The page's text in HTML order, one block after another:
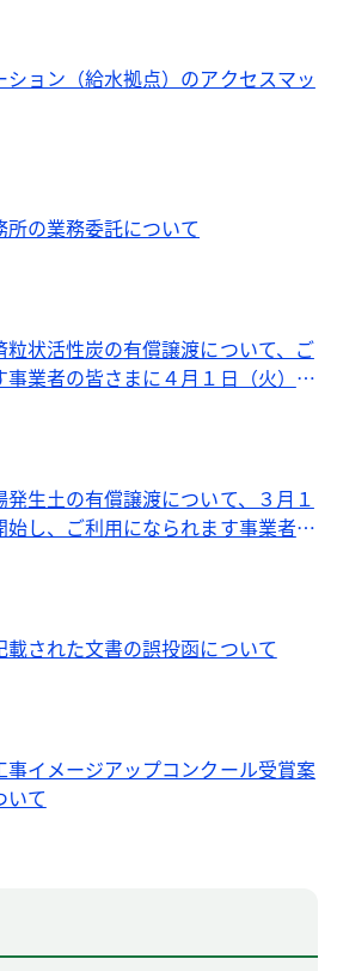
ョン（給水拠点）のアクセスマッ
の業務委託について
状活性炭の有償譲渡について、ご
業者の皆さまに４月１日（火）ま
生土の有償譲渡について、３月１
始し、ご利用になられます事業者の
載された文書の誤投函について
イメージアップコンクール受賞案
いて